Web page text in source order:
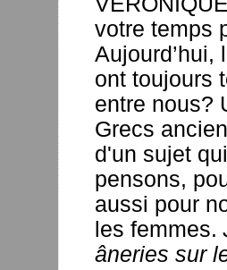
votre temps
ont toujours
entre nous?
Grecs
d'un sujet
pensons,
aussi pour
les femmes.
âneries sur